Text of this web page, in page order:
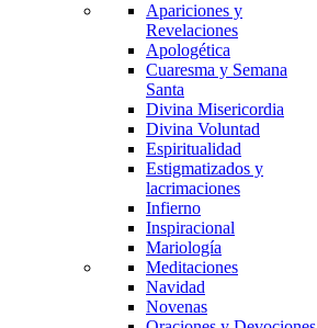
Apariciones y
Revelaciones
Apologética
Cuaresma y Semana
Santa
Divina Misericordia
Divina Voluntad
Espiritualidad
Estigmatizados y
lacrimaciones
Infierno
Inspiracional
Mariología
Meditaciones
Navidad
Novenas